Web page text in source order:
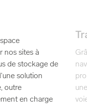
nos sites à
de stockage de
solution
outre
en charge